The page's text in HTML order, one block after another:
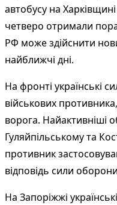
автобусу на
четверо отримали
РФ може здійснити
найближчі дні.
На фронті українські
військових
ворога. Найактивніші
Гуляйпільському та
противник
відповідь сили
На Запоріжжі